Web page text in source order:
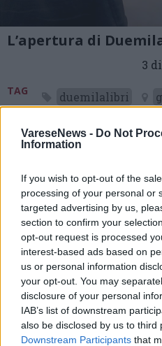
VareseNews - Do Not
Information
If you wish to opt-out of the
processing of your personal or
targeted advertising by us,
section to confirm your
opt-out request is processed
interest-based ads based on
us or personal information
your opt-out. You may
disclosure of your personal
IAB’s list of downstream
also be disclosed by us to third
Downstream Participants that
L’apertura di
3
TAG duemilalibri